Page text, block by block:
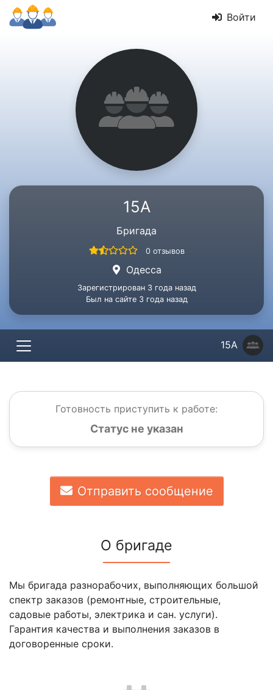
Войти
15А
Бригада
0 отзывов
Одесса
Зарегистрирован 3 года назад
Был на сайте 3 года назад
15А
Готовность приступить к работе:
Статус не указан
Отправить сообщение
О бригаде
Мы бригада разнорабочих, выполняющих большой
спектр заказов (ремонтные, строительные,
садовые работы, электрика и сан. услуги).
Гарантия качества и выполнения заказов в
договоренные сроки.